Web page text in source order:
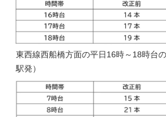
東西線西船橋方面の平日16時～18時台
駅発）